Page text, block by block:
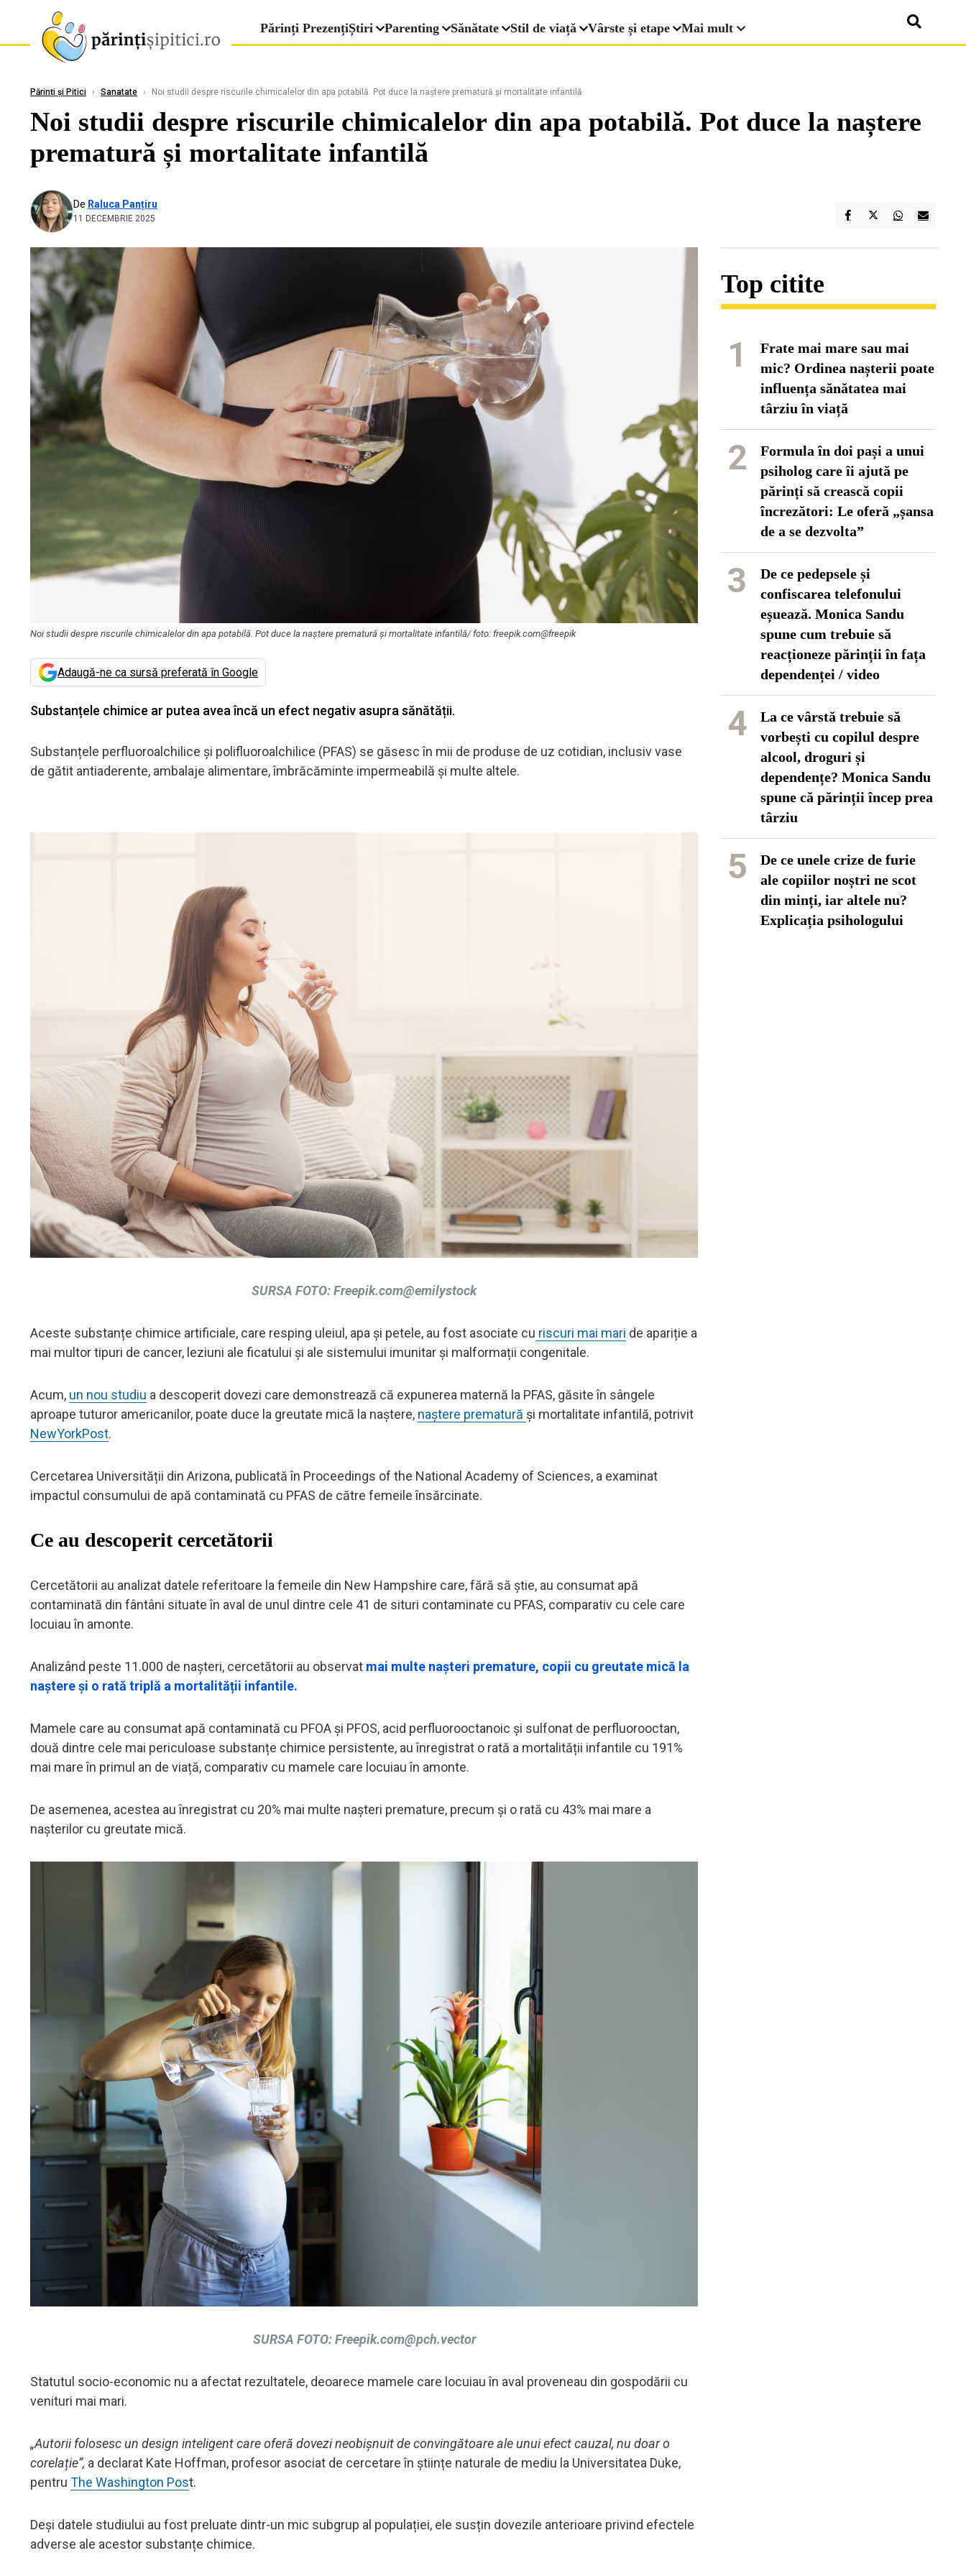
Părinți PrezențiȘtiri Parenting Sănătate Stil de viață Vârste și etape Mai mult
Părinți și Pitici › Sanatate › Noi studii despre riscurile chimicalelor din apa potabilă. Pot duce la naștere prematură și mortalitate infantilă
Noi studii despre riscurile chimicalelor din apa potabilă. Pot duce la naștere
prematură și mortalitate infantilă
De Raluca Panțiru
11 DECEMBRIE 2025
Noi studii despre riscurile chimicalelor din apa potabilă. Pot duce la naștere prematură și mortalitate infantilă/ foto: freepik.com@freepik
Adaugă-ne ca sursă preferată în Google
Substanțele chimice ar putea avea încă un efect negativ asupra sănătății.
Substanțele perfluoroalchilice și polifluoroalchilice (PFAS) se găsesc în mii de produse de uz cotidian, inclusiv vase
de gătit antiaderente, ambalaje alimentare, îmbrăcăminte impermeabilă și multe altele.
SURSA FOTO: Freepik.com@emilystock
Aceste substanțe chimice artificiale, care resping uleiul, apa și petele, au fost asociate cu riscuri mai mari de apariție a
mai multor tipuri de cancer, leziuni ale ficatului și ale sistemului imunitar și malformații congenitale.
Acum, un nou studiu a descoperit dovezi care demonstrează că expunerea maternă la PFAS, găsite în sângele
aproape tuturor americanilor, poate duce la greutate mică la naștere, naștere prematură și mortalitate infantilă, potrivit
NewYorkPost.
Cercetarea Universității din Arizona, publicată în Proceedings of the National Academy of Sciences, a examinat
impactul consumului de apă contaminată cu PFAS de către femeile însărcinate.
Ce au descoperit cercetătorii
Cercetătorii au analizat datele referitoare la femeile din New Hampshire care, fără să știe, au consumat apă
contaminată din fântâni situate în aval de unul dintre cele 41 de situri contaminate cu PFAS, comparativ cu cele care
locuiau în amonte.
Analizând peste 11.000 de nașteri, cercetătorii au observat mai multe nașteri premature, copii cu greutate mică la
naștere și o rată triplă a mortalității infantile.
Mamele care au consumat apă contaminată cu PFOA și PFOS, acid perfluorooctanoic și sulfonat de perfluorooctan,
două dintre cele mai periculoase substanțe chimice persistente, au înregistrat o rată a mortalității infantile cu 191%
mai mare în primul an de viață, comparativ cu mamele care locuiau în amonte.
De asemenea, acestea au înregistrat cu 20% mai multe nașteri premature, precum și o rată cu 43% mai mare a
nașterilor cu greutate mică.
SURSA FOTO:Freepik.com@pch.vector
Statutul socio-economic nu a afectat rezultatele, deoarece mamele care locuiau în aval proveneau din gospodării cu
venituri mai mari.
„Autorii folosesc un design inteligent care oferă dovezi neobișnuit de convingătoare ale unui efect cauzal, nu doar o
corelație”, a declarat Kate Hoffman, profesor asociat de cercetare în științe naturale de mediu la Universitatea Duke,
pentru The Washington Post.
Deși datele studiului au fost preluate dintr-un mic subgrup al populației, ele susțin dovezile anterioare privind efectele
adverse ale acestor substanțe chimice.
Top citite
1
Frate mai mare sau mai
mic? Ordinea nașterii poate
influența sănătatea mai
târziu în viață
2
Formula în doi pași a unui
psiholog care îi ajută pe
părinți să crească copii
încrezători: Le oferă „șansa
de a se dezvolta”
3
De ce pedepsele și
confiscarea telefonului
eșuează. Monica Sandu
spune cum trebuie să
reacționeze părinții în fața
dependenței / video
4
La ce vârstă trebuie să
vorbești cu copilul despre
alcool, droguri și
dependențe? Monica Sandu
spune că părinții încep prea
târziu
5
De ce unele crize de furie
ale copiilor noștri ne scot
din minți, iar altele nu?
Explicația psihologului